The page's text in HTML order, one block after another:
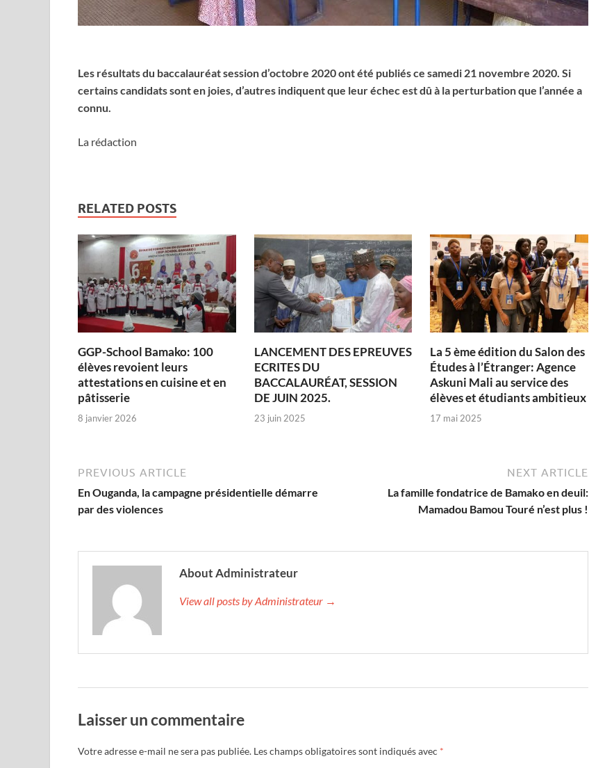
Les résultats du baccalauréat session d’octobre 2020 ont été publiés ce samedi 21 novembre 2020. Si
certains candidats sont en joies, d’autres indiquent que leur échec est dû à la perturbation que l’année a
connu.
La rédaction
RELATED POSTS
GGP-School Bamako: 100
élèves revoient leurs
attestations en cuisine et en
pâtisserie
8 janvier 2026
LANCEMENT DES EPREUVES
ECRITES DU
BACCALAURÉAT, SESSION
DE JUIN 2025.
23 juin 2025
La 5 ème édition du Salon des
Études à l’Étranger: Agence
Askuni Mali au service des
élèves et étudiants ambitieux
17 mai 2025
PREVIOUS ARTICLE
En Ouganda, la campagne présidentielle démarre
par des violences
NEXT ARTICLE
La famille fondatrice de Bamako en deuil:
Mamadou Bamou Touré n’est plus !
About Administrateur
View all posts by Administrateur →
Laisser un commentaire
Votre adresse e-mail ne sera pas publiée. Les champs obligatoires sont indiqués avec *